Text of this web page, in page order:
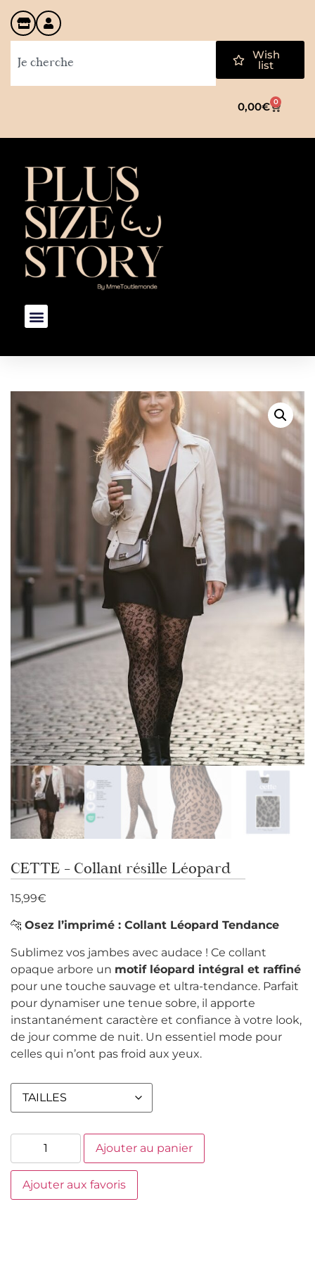
Wish
list
0,00€ 0
CETTE – Collant résille Léopard
15,99€
🐆 Osez l’imprimé : Collant Léopard Tendance
Sublimez vos jambes avec audace ! Ce collant
opaque arbore un motif léopard intégral et raffiné
pour une touche sauvage et ultra-tendance. Parfait
pour dynamiser une tenue sobre, il apporte
instantanément caractère et confiance à votre look,
de jour comme de nuit. Un essentiel mode pour
celles qui n’ont pas froid aux yeux.
Ajouter au panier
Ajouter aux favoris